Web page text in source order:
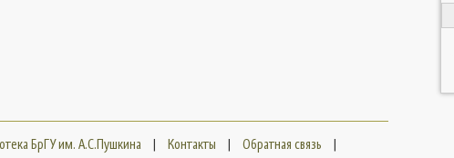
БрГУ им. А.С.Пушкина | Контакты | Обратная связь
|